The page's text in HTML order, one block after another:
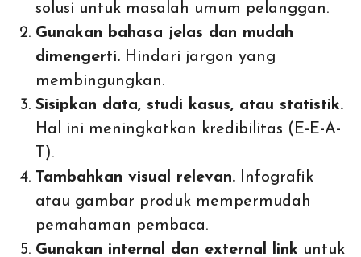
solusi untuk masalah umum pelanggan.
Gunakan bahasa jelas dan mudah
dimengerti. Hindari jargon yang
membingungkan.
Sisipkan data, studi kasus, atau statistik.
Hal ini meningkatkan kredibilitas (E-E-A-
T).
Tambahkan visual relevan. Infografik
atau gambar produk mempermudah
pemahaman pembaca.
Gunakan internal dan external link untuk